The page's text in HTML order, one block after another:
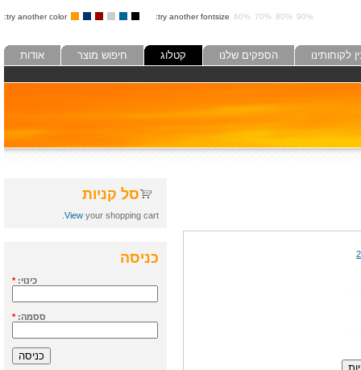
try another color: try another fontsize: 60% 70% 80% 90%
אודות חיפוש מוצר קטלוג הספקים שלנו
סל קניות
Viewyour shopping cart.
כניסה
כינוי:*
ססמה:*